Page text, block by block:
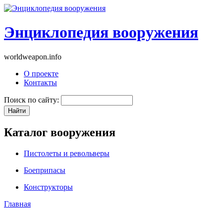
Энциклопедия вооружения
worldweapon.info
О проекте
Контакты
Поиск по сайту:
Каталог вооружения
Пистолеты и револьверы
Боеприпасы
Конструкторы
Главная